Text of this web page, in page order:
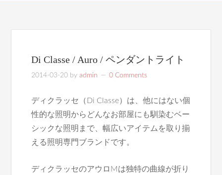
Di Classe / Auro / ペンダントライト
2014-03-20 byadmin 0 Comments
ディクラッセ（Di Classe）は、他にはない個
性的な照明からどんなお部屋にも馴染むベー
シックな照明まで、幅広いアイテムを取り揃
える照明専門ブランドです。
ディクラッセのアウロMは独特の曲線が折り